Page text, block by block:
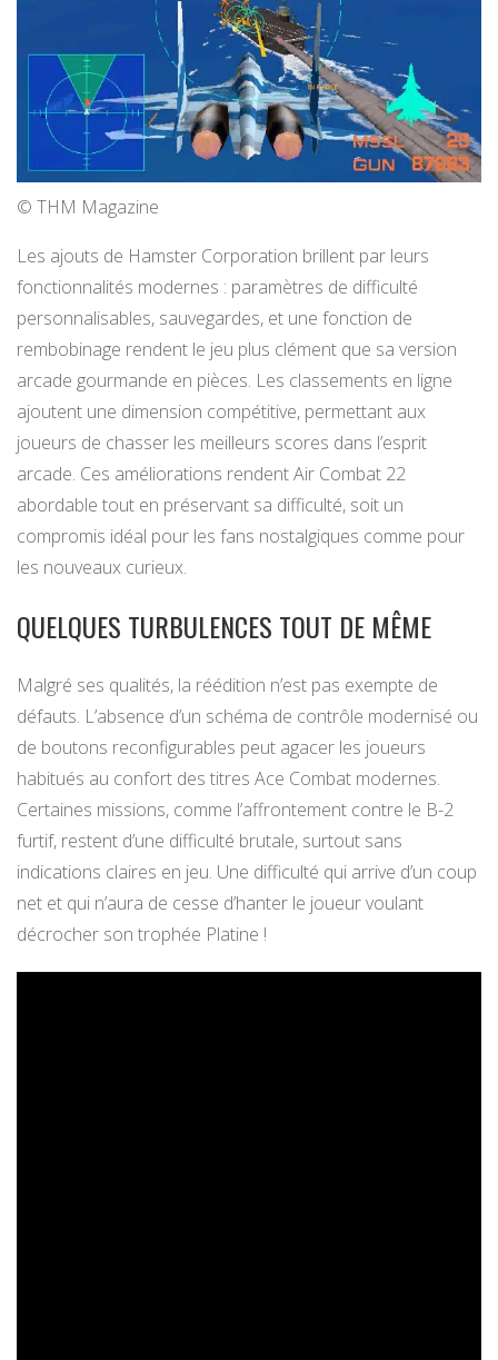
© THM Magazine
Les ajouts de Hamster Corporation brillent par leurs
fonctionnalités modernes : paramètres de difficulté
personnalisables, sauvegardes, et une fonction de
rembobinage rendent le jeu plus clément que sa version
arcade gourmande en pièces. Les classements en ligne
ajoutent une dimension compétitive, permettant aux
joueurs de chasser les meilleurs scores dans l’esprit
arcade. Ces améliorations rendent Air Combat 22
abordable tout en préservant sa difficulté, soit un
compromis idéal pour les fans nostalgiques comme pour
les nouveaux curieux.
QUELQUES TURBULENCES TOUT DE MÊME
Malgré ses qualités, la réédition n’est pas exempte de
défauts. L’absence d’un schéma de contrôle modernisé ou
de boutons reconfigurables peut agacer les joueurs
habitués au confort des titres Ace Combat modernes.
Certaines missions, comme l’affrontement contre le B-2
furtif, restent d’une difficulté brutale, surtout sans
indications claires en jeu. Une difficulté qui arrive d’un coup
net et qui n’aura de cesse d’hanter le joueur voulant
décrocher son trophée Platine !